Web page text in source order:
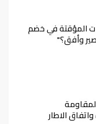
المؤقتة في خضم
وأفق؟"
الاطار